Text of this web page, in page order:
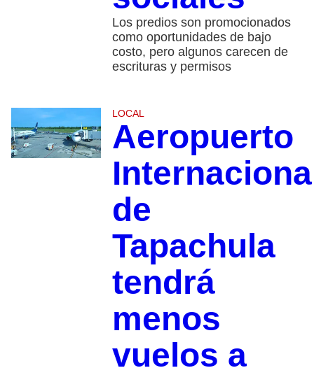
Los predios son promocionados
como oportunidades de bajo
costo, pero algunos carecen de
escrituras y permisos
LOCAL
Aeropuerto
de
Tapachula
tendrá
menos
vuelos a